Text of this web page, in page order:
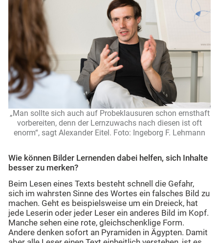
„Man sollte sich auch auf Probeklausuren schon ernsthaft
vorbereiten, denn der Lernzuwachs nach diesen ist oft
enorm“, sagt Alexander Eitel. Foto: Ingeborg F. Lehmann
Wie können Bilder Lernenden dabei helfen, sich Inhalte
besser zu merken?
Beim Lesen eines Texts besteht schnell die Gefahr,
sich im wahrsten Sinne des Wortes ein falsches Bild zu
machen. Geht es beispielsweise um ein Dreieck, hat
jede Leserin oder jeder Leser ein anderes Bild im Kopf.
Manche sehen eine rote, gleichschenklige Form.
Andere denken sofort an Pyramiden in Ägypten. Damit